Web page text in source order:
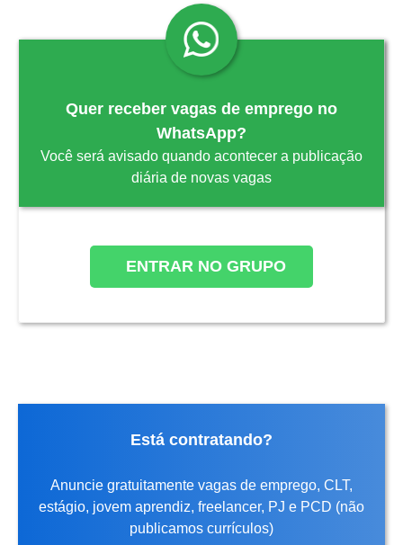
Quer receber vagas de emprego no
WhatsApp?
Você será avisado quando acontecer a publicação
diária de novas vagas
ENTRAR NO GRUPO
Está contratando?
Anuncie gratuitamente vagas de emprego, CLT,
estágio, jovem aprendiz, freelancer, PJ e PCD (não
publicamos currículos)